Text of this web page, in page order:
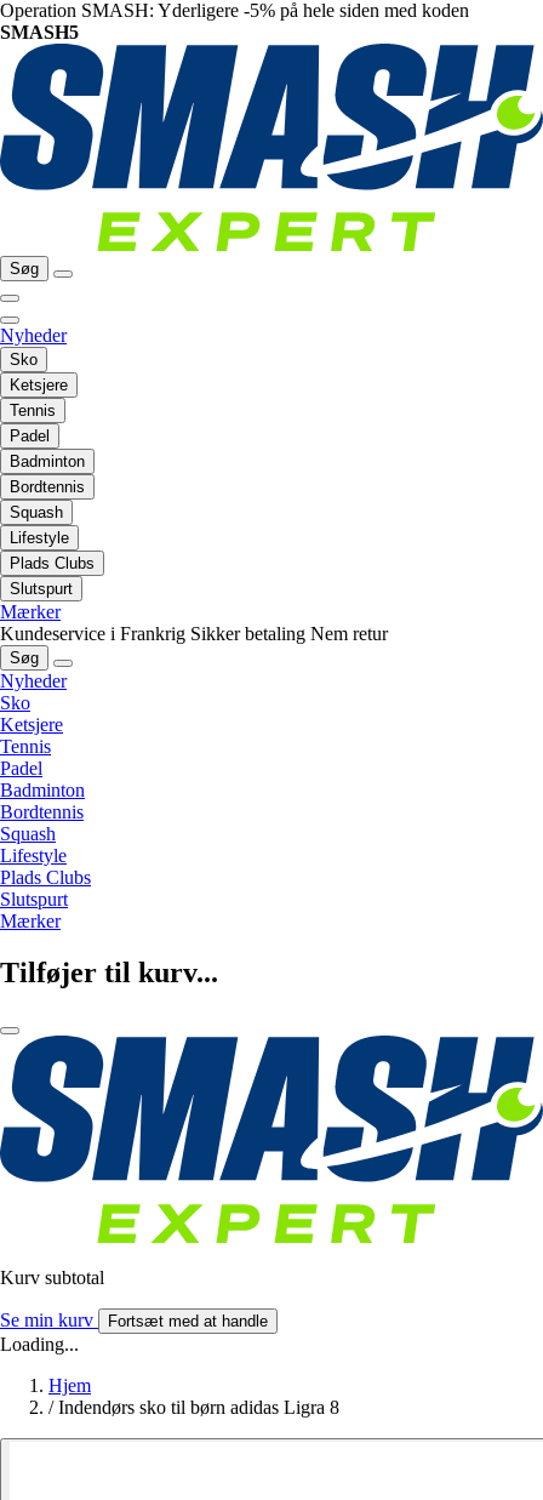
Operation SMASH: Yderligere -5% på hele siden med koden
SMASH5
Søg
Nyheder
Sko
Ketsjere
Tennis
Padel
Badminton
Bordtennis
Squash
Lifestyle
Plads Clubs
Slutspurt
Mærker
Kundeservice i Frankrig Sikker betaling Nem retur
Søg
Nyheder
Sko
Ketsjere
Tennis
Padel
Badminton
Bordtennis
Squash
Lifestyle
Plads Clubs
Slutspurt
Mærker
Tilføjer til kurv...
Kurv subtotal
Se min kurv Fortsæt med at handle
Loading...
Hjem
/ Indendørs sko til børn adidas Ligra 8